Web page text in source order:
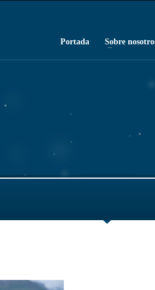
Portada Sobre